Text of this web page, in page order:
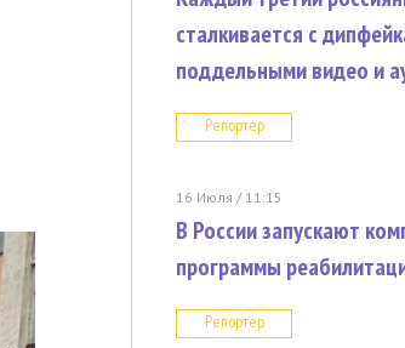
сталкивается с
поддельными видео и
Репортер
16 Июля / 11:15
В России запускают
программы
Репортер